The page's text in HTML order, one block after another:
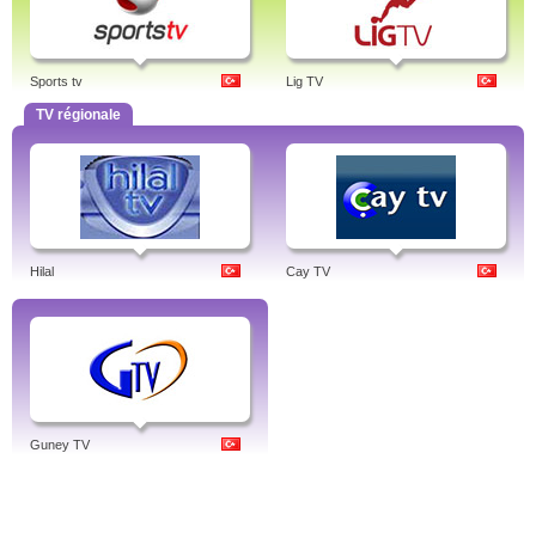
Sports tv Lig TV
TV régionale
Hilal Cay TV
Guney TV